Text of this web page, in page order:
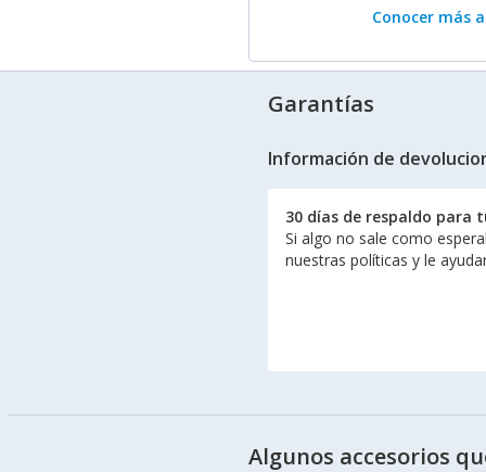
Conocer más
Garantías
Información de
30 días de respaldo para
Si algo no sale como
nuestras políticas y le
Algunos accesorios